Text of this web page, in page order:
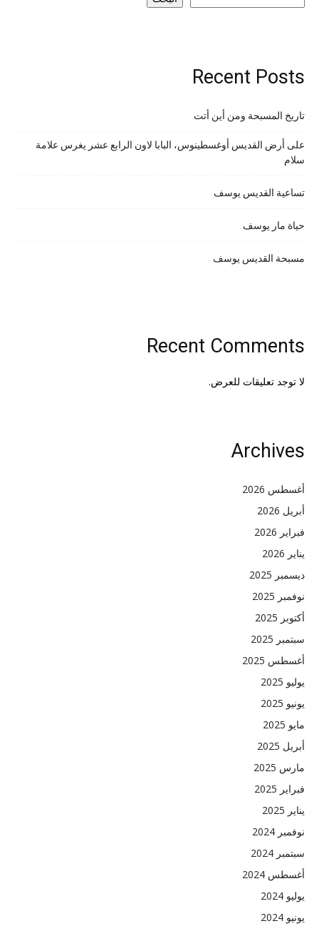
Recent Posts
تاريخ المسبحة ومن أين أتت
على أرض القديس أوغسطينوس، البابا لاون الرابع عشر يغرس علامة
سلام
تساعية القديس يوسف
حياة مار يوسف
مسبحة القديس يوسف
Recent Comments
لا توجد تعليقات للعرض.
Archives
أغسطس 2026
أبريل 2026
فبراير 2026
يناير 2026
ديسمبر 2025
نوفمبر 2025
أكتوبر 2025
سبتمبر 2025
أغسطس 2025
يوليو 2025
يونيو 2025
مايو 2025
أبريل 2025
مارس 2025
فبراير 2025
يناير 2025
نوفمبر 2024
سبتمبر 2024
أغسطس 2024
يوليو 2024
يونيو 2024